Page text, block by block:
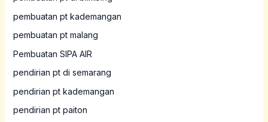
pembuatan pt kademangan
pembuatan pt malang
Pembuatan SIPA AIR
pendirian pt di semarang
pendirian pt kademangan
pendirian pt paiton